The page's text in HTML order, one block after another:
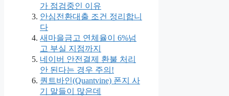
가 점검중인 이유
안심전환대출 조건 정리합니
다
새마을금고 연체율이 6%넘
고 부실 지점까지
네이버 안전결제 환불 처리
안 된다는 경우 주의!
퀀트바인(Quantvine) 폰지 사
기 말들이 많은데